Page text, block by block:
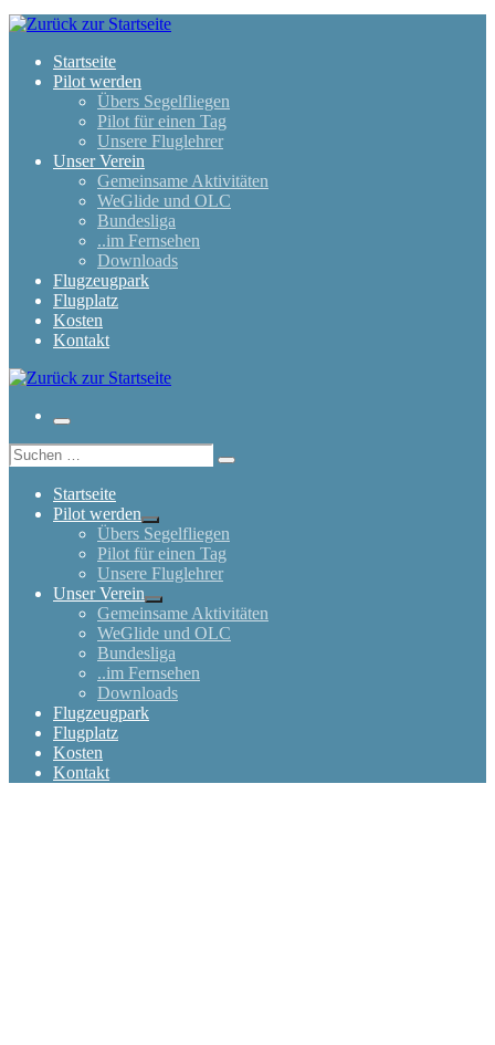
Zum
Inhalt
springenStartseite
Pilot werden
Übers Segelfliegen
Pilot für einen Tag
Unsere Fluglehrer
Unser Verein
Gemeinsame Aktivitäten
WeGlide und OLC
Bundesliga
..im Fernsehen
Downloads
Flugzeugpark
Flugplatz
Kosten
Kontakt
Menü
Suche
Suchen …
Startseite
Pilot werden
Übers Segelfliegen
Pilot für einen Tag
Unsere Fluglehrer
Unser Verein
Gemeinsame Aktivitäten
WeGlide und OLC
Bundesliga
..im Fernsehen
Downloads
Flugzeugpark
Flugplatz
Kosten
Kontakt